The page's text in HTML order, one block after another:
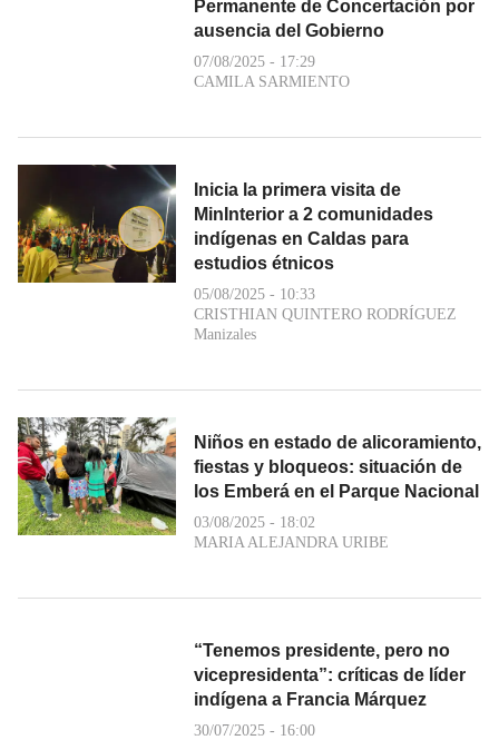
Permanente de Concertación por
ausencia del Gobierno
07/08/2025 - 17:29
CAMILA SARMIENTO
Inicia la primera visita de
MinInterior a 2 comunidades
indígenas en Caldas para
estudios étnicos
05/08/2025 - 10:33
CRISTHIAN QUINTERO RODRÍGUEZ
Manizales
Niños en estado de alicoramiento,
fiestas y bloqueos: situación de
los Emberá en el Parque Nacional
03/08/2025 - 18:02
MARIA ALEJANDRA URIBE
“Tenemos presidente, pero no
vicepresidenta”: críticas de líder
indígena a Francia Márquez
30/07/2025 - 16:00